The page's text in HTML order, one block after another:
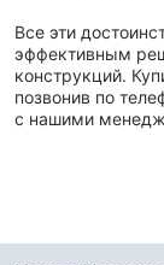
Все эти
эффективным
конструкций.
позвонив по
с нашими